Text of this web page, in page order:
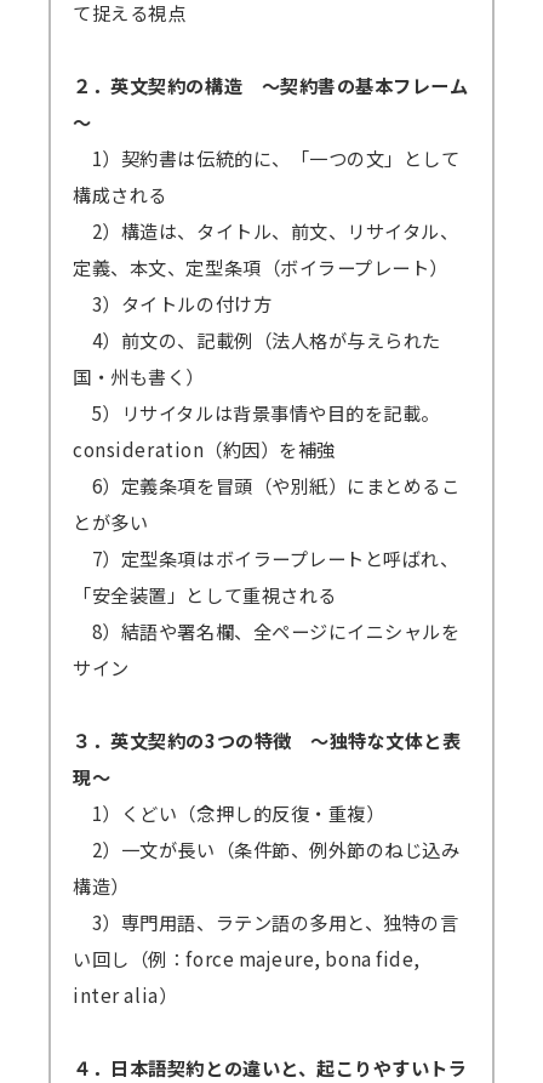
て捉える視点
２．英文契約の構造 ～契約書の基本フレーム
～
1）契約書は伝統的に、「一つの文」として
構成される
2）構造は、タイトル、前文、リサイタル、
定義、本文、定型条項（ボイラープレート）
3）タイトルの付け方
4）前文の、記載例（法人格が与えられた
国・州も書く）
5）リサイタルは背景事情や目的を記載。
consideration（約因）を補強
6）定義条項を冒頭（や別紙）にまとめるこ
とが多い
7）定型条項はボイラープレートと呼ばれ、
「安全装置」として重視される
8）結語や署名欄、全ページにイニシャルを
サイン
３．英文契約の3つの特徴 ～独特な文体と表
現～
1）くどい（念押し的反復・重複）
2）一文が長い（条件節、例外節のねじ込み
構造）
3）専門用語、ラテン語の多用と、独特の言
い回し（例：force majeure, bona fide,
inter alia）
４．日本語契約との違いと、起こりやすいトラ